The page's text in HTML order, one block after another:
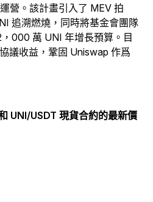
營。該計畫引入了 MEV 拍
追溯燃燒，同時將基金會團隊
000 萬 UNI 年增長預算。目
議收益，鞏固 Uniswap 作爲
UNI/USDT 現貨合約的最新價